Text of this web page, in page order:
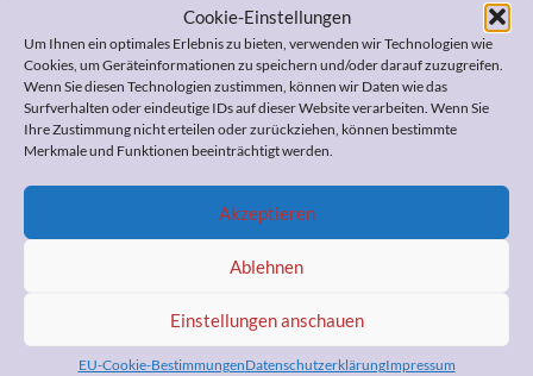
Cookie-Einstellungen
Um Ihnen ein optimales Erlebnis zu bieten, verwenden wir Technologien wie
Cookies, um Geräteinformationen zu speichern und/oder darauf zuzugreifen.
Wenn Sie diesen Technologien zustimmen, können wir Daten wie das
Surfverhalten oder eindeutige IDs auf dieser Website verarbeiten. Wenn Sie
Ihre Zustimmung nicht erteilen oder zurückziehen, können bestimmte
Merkmale und Funktionen beeinträchtigt werden.
Akzeptieren
Ablehnen
Einstellungen anschauen
EU-Cookie-BestimmungenDatenschutzerklärungImpressum
Wenn Sie Fragen zum Widerspruch, zur
Pflegeeinstufung, zur Organisation der häuslichen Pflege,
zum Umgang mit Ihrem demenzerkrankten Angehörigen,
zu Ihrer Vorsorgevollmacht und Patientenverfügung
oder anderen pflegerelevanten Themen haben, kann ich
Ähnliche Beiträge